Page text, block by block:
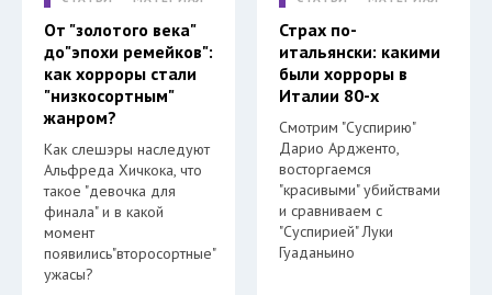
От "золотого века"
до"эпохи ремейков":
как хорроры стали
"низкосортным"
жанром?
Как слешэры наследуют
Альфреда Хичкока, что
такое "девочка для
финала" и в какой
момент
появились"второсортные"
ужасы?
Страх по-
итальянски: какими
были хорроры в
Италии 80-х
Смотрим "Суспирию"
Дарио Ардженто,
восторгаемся
"красивыми" убийствами
и сравниваем с
"Суспирией" Луки
Гуаданьино